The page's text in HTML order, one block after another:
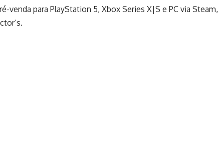
venda para PlayStation 5, Xbox Series X|S e PC via Steam,